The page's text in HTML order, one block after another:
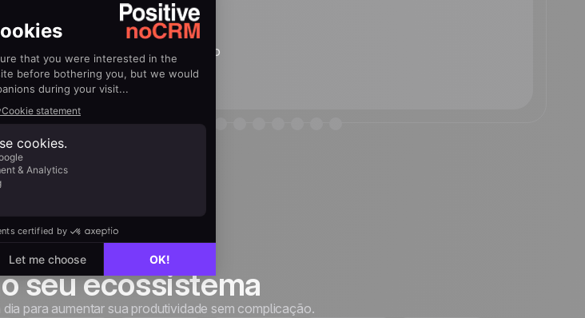
Eduardo Estefano Neto
CFO, Inatintas
seu ecossistema
para aumentar sua produtividade sem complicação.